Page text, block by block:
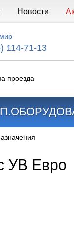
Новости
114-71-13
проезда
УВ Евро